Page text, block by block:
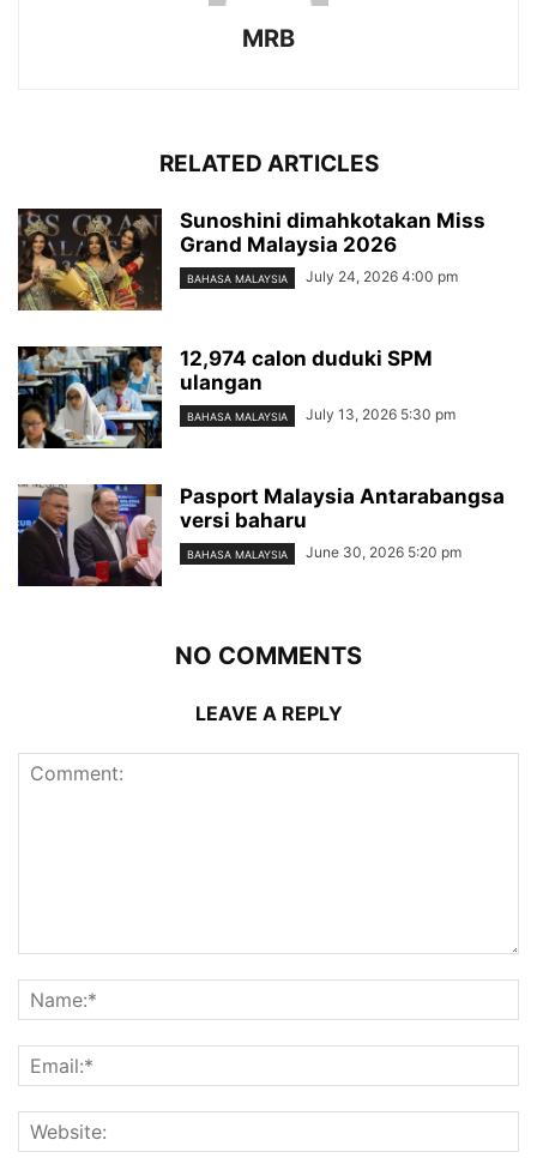
MRB
RELATED ARTICLES
Sunoshini dimahkotakan Miss
Grand Malaysia 2026
BAHASA MALAYSIA July 24, 2026 4:00 pm
12,974 calon duduki SPM
ulangan
BAHASA MALAYSIA July 13, 2026 5:30 pm
Pasport Malaysia Antarabangsa
versi baharu
BAHASA MALAYSIA June 30, 2026 5:20 pm
NO COMMENTS
LEAVE A REPLY